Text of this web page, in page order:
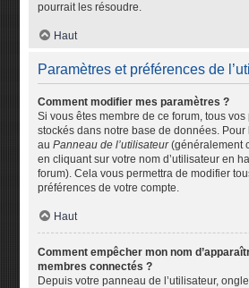
pourrait les résoudre.
Haut
Paramètres et préférences de
Comment modifier mes paramètres ?
Si vous êtes membre de ce forum, tous
stockés dans notre base de données.
auPanneau de l’utilisateur(généralement
en cliquant sur votre nom d’utilisateur en
forum). Cela vous permettra de modifier
préférences de votre compte.
Haut
Comment empêcher mon nom
membres connectés ?
Depuis votre panneau de l’utilisateur,